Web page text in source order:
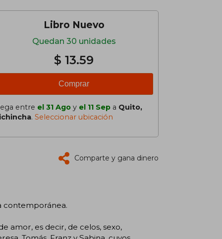
Libro Nuevo
Quedan 30 unidades
$ 13.59
Comprar
entre el 31 Ago y el 11 Sep a Quito,
. Seleccionar ubicación
Comparte y gana dinero
contemporánea.
amor, es decir, de celos, sexo,